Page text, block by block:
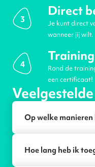
3
Direct
Je kunt direct
wanneer jij wilt.
4
Rond de
een certificaat!
Op welke
Hoe lang heb ik